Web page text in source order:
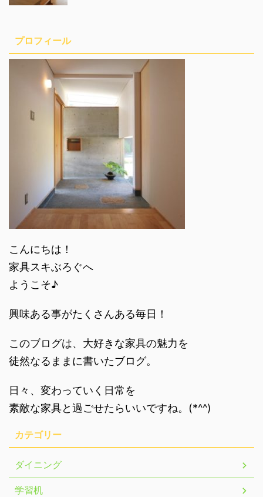
プロフィール
こんにちは！
家具スキぶろぐへ
ようこそ♪
興味ある事がたくさんある毎日！
このブログは、大好きな家具の魅力を
徒然なるままに書いたブログ。
日々、変わっていく日常を
素敵な家具と過ごせたらいいですね。(*^^)
カテゴリー
ダイニング
学習机